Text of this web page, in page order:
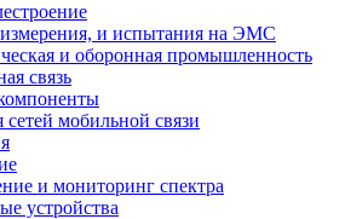
и испытания на ЭМС
и оборонная промышленность
связь
мобильной связи
и мониторинг спектра
устройства